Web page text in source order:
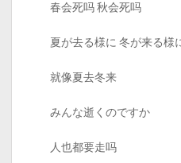
春会死吗 秋会死吗
夏が去る様に 冬が来る様
就像夏去冬来
みんな逝くのですか
人也都要走吗